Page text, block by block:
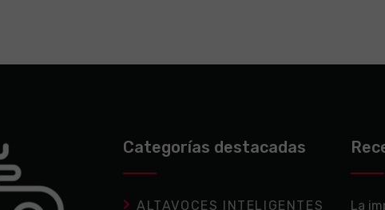
Categorías destacadas
ALTAVOCES INTELIGENTES
La